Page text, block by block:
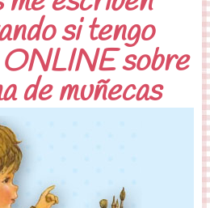
si tengo
sobre
de muñecas